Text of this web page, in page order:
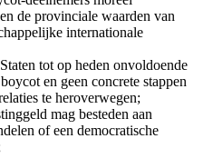
de provinciale waarden van
internationale
tot op heden onvoldoende
en geen concrete stappen
te heroverwegen;
mag besteden aan
of een democratische